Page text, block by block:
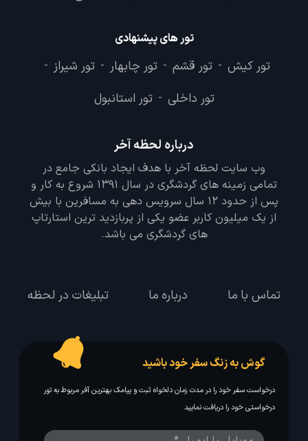
تور های پیشنهادی
تور کیش - تور قشم - تور چابهار - تور شیراز -
تور داخلی - تور استانبول
درباره لحظه آخر
وب سایت لحظه آخر با هدف ایجاد بانکی جامع در
تمامی زمینه های گردشگری در سال 1391 شروع به کار و
پس از حدود 12 سال سرویس دهی به مسافرین با بیش
از یک میلیون کاربر عضو یکی از پربازدید ترین استارتاپ
های گردشگری می باشد.
تماس با ما درباره ما تبلیغات در لحظه
گوش به زنگ سفر خود باشید
درخواست سفر خود را در مدت زمان دلخواه ثبت و پیامک بهترین آفر مربوط به تور
درخواستی خود را دریافت نمایید